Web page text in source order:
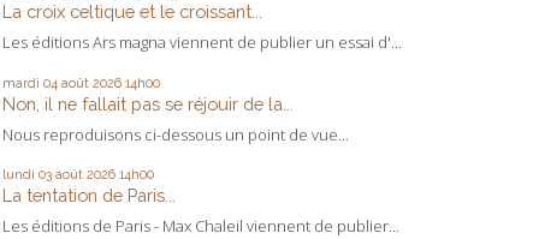
La croix celtique et le croissant...
Les éditions Ars magna viennent de publier un essai d'...
mardi 04 août 2026 14h00
Non, il ne fallait pas se réjouir de la...
Nous reproduisons ci-dessous un point de vue...
lundi 03 août 2026 14h00
La tentation de Paris...
Les éditions de Paris - Max Chaleil viennent de publier...